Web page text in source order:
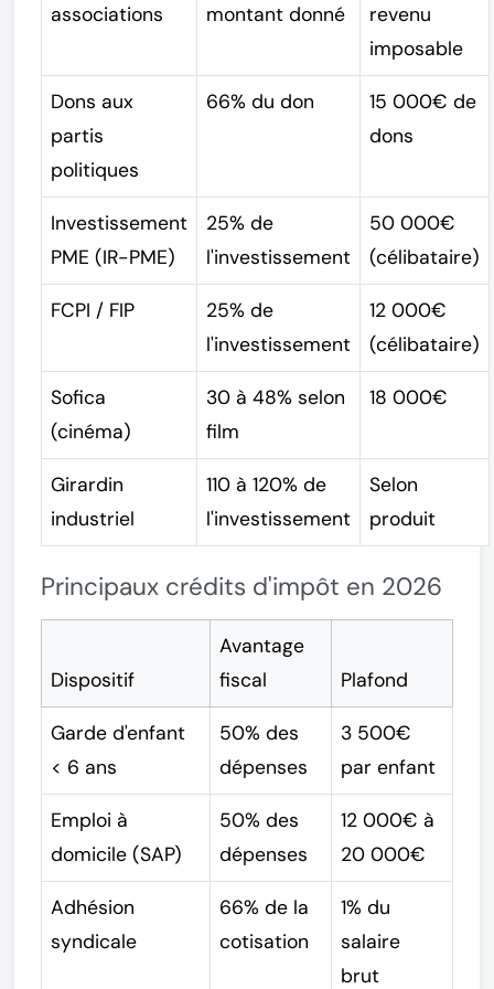
associations montant donné
revenu
imposable
Dons aux
partis
politiques
66% du don
15 000€ de
dons
Investissement
PME (IR-PME)
25% de
l'investissement
50 000€
(célibataire)
FCPI / FIP
25% de
l'investissement
12 000€
(célibataire)
Sofica
(cinéma)
30 à 48% selon
film
18 000€
Girardin
industriel
110 à 120% de
l'investissement
Selon
produit
Principaux crédits d'impôt en 2026
Dispositif
Avantage
fiscal
Plafond
Garde d'enfant
< 6 ans
50% des
dépenses
3 500€
par enfant
Emploi à
domicile (SAP)
50% des
dépenses
12 000€ à
20 000€
Adhésion
syndicale
66% de la
cotisation
1% du
salaire
brut